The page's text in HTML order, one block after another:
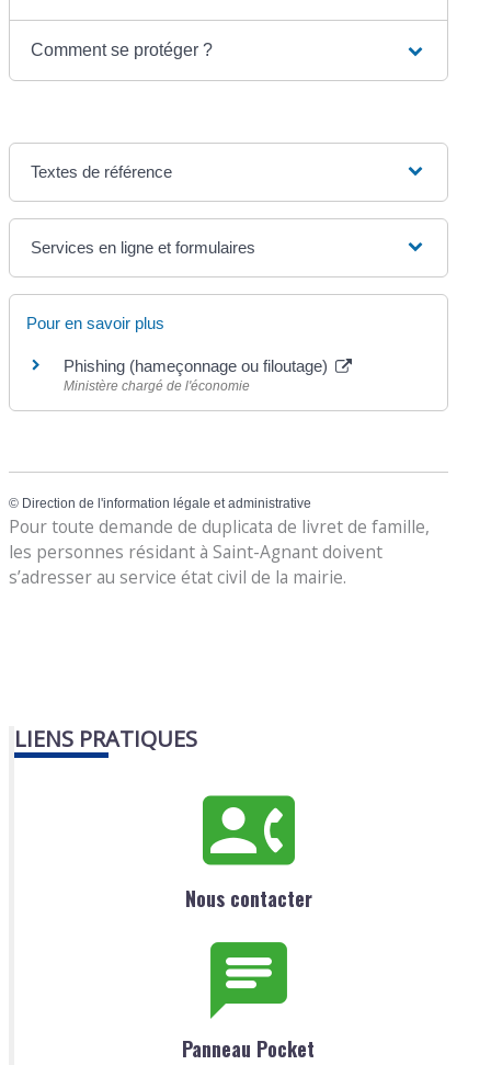
Comment se protéger ?
Textes de référence
Services en ligne et formulaires
Pour en savoir plus
Phishing (hameçonnage ou filoutage)
Ministère chargé de l'économie
© Direction de l'information légale et administrative
Pour toute demande de duplicata de livret de famille,
les personnes résidant à Saint-Agnant doivent
s’adresser au service état civil de la mairie.
LIENS PRATIQUES
Nous contacter
Panneau Pocket